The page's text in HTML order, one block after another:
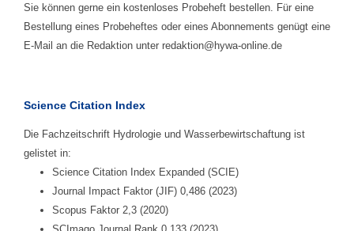
Sie können gerne ein kostenloses Probeheft bestellen. Für eine
Bestellung eines Probeheftes oder eines Abonnements genügt eine
E-Mail an die Redaktion unter redaktion@hywa-online.de
Science Citation Index
Die Fachzeitschrift Hydrologie und Wasserbewirtschaftung ist
gelistet in:
Science Citation Index Expanded (SCIE)
Journal Impact Faktor (JIF) 0,486 (2023)
Scopus Faktor 2,3 (2020)